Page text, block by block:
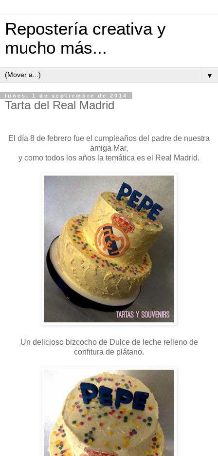
Repostería creativa y
mucho más...
▼
lunes, 1 de septiembre de 2014
Tarta del Real Madrid
El día 8 de febrero fue el cumpleaños del padre de nuestra
amiga Mar,
y como todos los años la temática es el Real Madrid.
Un delicioso bizcocho de Dulce de leche relleno de
confitura de plátano.